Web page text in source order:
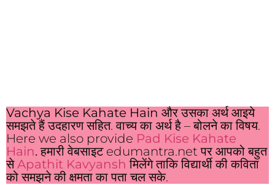
Vachya Kise Kahate Hain और उसका अर्थ आइये
समझते हैं उदहारण सहित. वाच्य का अर्थ है – बोलने का विषय.
Here we also provide Pad Kise Kahate
Hain.हमारी वेबसाइट edumantra.net पर आपको बहुत
सेApathit Kavyansh मिलेंगे ताकि विद्यार्थी की कविता
को समझने की क्षमता का पता चल सके.